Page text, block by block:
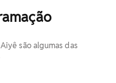
são algumas das